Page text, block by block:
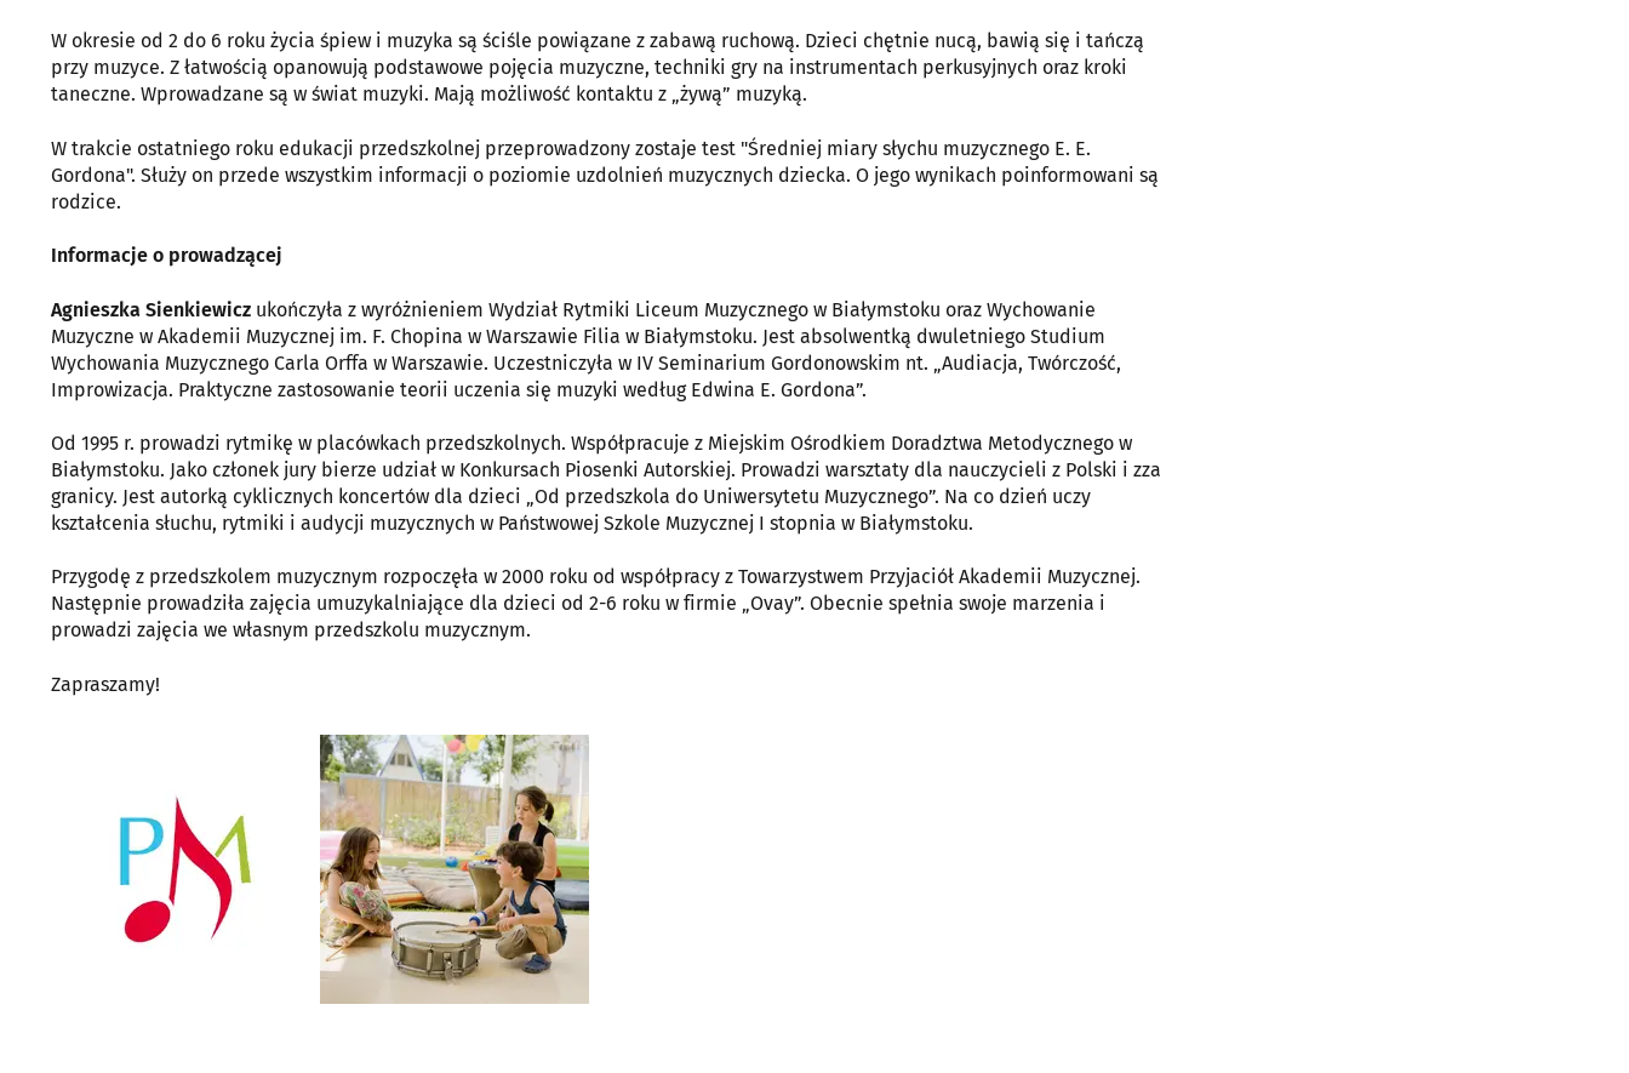
W okresie od 2 do 6 roku życia śpiew i muzyka są ściśle powiązane z zabawą ruchową. Dzieci chętnie nucą, bawią się i tańczą
przy muzyce. Z łatwością opanowują podstawowe pojęcia muzyczne, techniki gry na instrumentach perkusyjnych oraz kroki
taneczne. Wprowadzane są w świat muzyki. Mają możliwość kontaktu z „żywą” muzyką.
W trakcie ostatniego roku edukacji przedszkolnej przeprowadzony zostaje test "Średniej miary słychu muzycznego E. E.
Gordona". Służy on przede wszystkim informacji o poziomie uzdolnień muzycznych dziecka. O jego wynikach poinformowani są
rodzice.
Informacje o prowadzącej
Agnieszka Sienkiewicz ukończyła z wyróżnieniem Wydział Rytmiki Liceum Muzycznego w Białymstoku oraz Wychowanie
Muzyczne w Akademii Muzycznej im. F. Chopina w Warszawie Filia w Białymstoku. Jest absolwentką dwuletniego Studium
Wychowania Muzycznego Carla Orffa w Warszawie. Uczestniczyła w IV Seminarium Gordonowskim nt. „Audiacja, Twórczość,
Improwizacja. Praktyczne zastosowanie teorii uczenia się muzyki według Edwina E. Gordona”.
Od 1995 r. prowadzi rytmikę w placówkach przedszkolnych. Współpracuje z Miejskim Ośrodkiem Doradztwa Metodycznego w
Białymstoku. Jako członek jury bierze udział w Konkursach Piosenki Autorskiej. Prowadzi warsztaty dla nauczycieli z Polski i zza
granicy. Jest autorką cyklicznych koncertów dla dzieci „Od przedszkola do Uniwersytetu Muzycznego”. Na co dzień uczy
kształcenia słuchu, rytmiki i audycji muzycznych w Państwowej Szkole Muzycznej I stopnia w Białymstoku.
Przygodę z przedszkolem muzycznym rozpoczęła w 2000 roku od współpracy z Towarzystwem Przyjaciół Akademii Muzycznej.
Następnie prowadziła zajęcia umuzykalniające dla dzieci od 2-6 roku w firmie „Ovay”. Obecnie spełnia swoje marzenia i
prowadzi zajęcia we własnym przedszkolu muzycznym.
Zapraszamy!